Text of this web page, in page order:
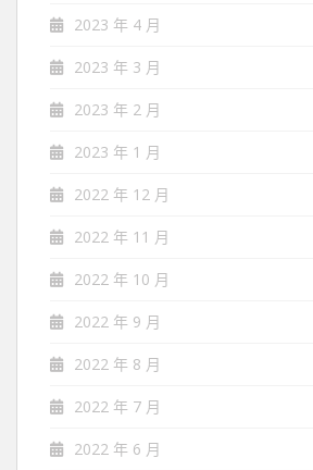
2023 年 4 月
2023 年 3 月
2023 年 2 月
2023 年 1 月
2022 年 12 月
2022 年 11 月
2022 年 10 月
2022 年 9 月
2022 年 8 月
2022 年 7 月
2022 年 6 月